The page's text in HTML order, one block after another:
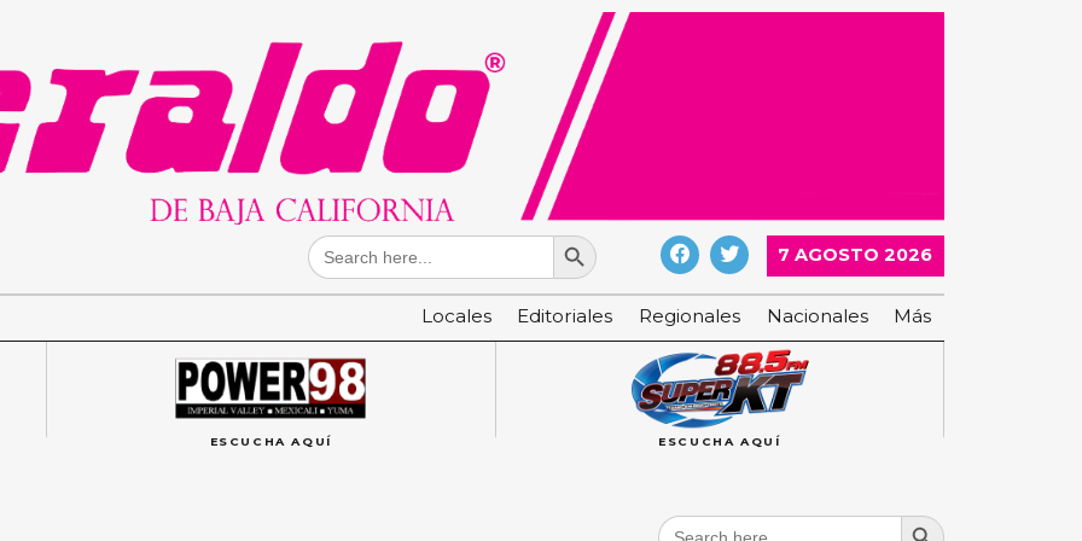
Search
for:
Search Button
7 AGOSTO 2026
Locales Editoriales Regionales Nacionales Más
ESCUCHA AQUÍ ESCUCHA AQUÍ
Search
Search Button